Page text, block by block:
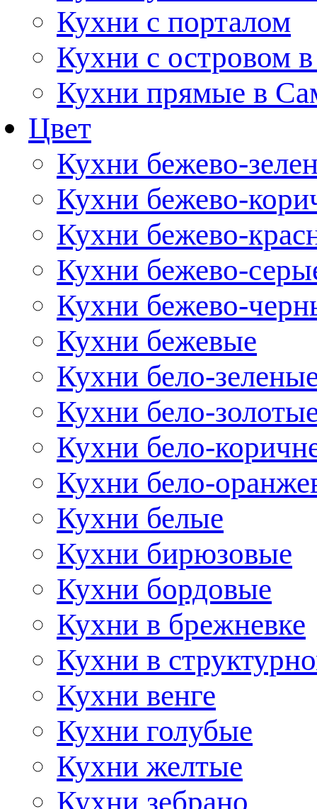
Кухни с порталом
Кухни с островом
Кухни прямые в
Цвет
Кухни бежево-
Кухни бежево-
Кухни бежево-
Кухни бежево-
Кухни бежево-
Кухни бежевые
Кухни бело-
Кухни бело-
Кухни бело-
Кухни бело-
Кухни белые
Кухни бирюзовые
Кухни бордовые
Кухни в брежневке
Кухни в
Кухни венге
Кухни голубые
Кухни желтые
Кухни зебрано